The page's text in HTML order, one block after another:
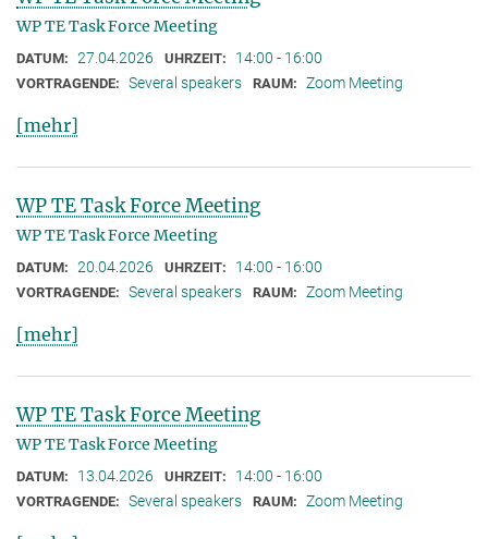
WP TE Task Force Meeting
DATUM: 27.04.2026 UHRZEIT: 14:00 - 16:00
VORTRAGENDE: Several speakers RAUM: Zoom Meeting
[mehr]
WP TE Task Force Meeting
WP TE Task Force Meeting
DATUM: 20.04.2026 UHRZEIT: 14:00 - 16:00
VORTRAGENDE: Several speakers RAUM: Zoom Meeting
[mehr]
WP TE Task Force Meeting
WP TE Task Force Meeting
DATUM: 13.04.2026 UHRZEIT: 14:00 - 16:00
VORTRAGENDE: Several speakers RAUM: Zoom Meeting